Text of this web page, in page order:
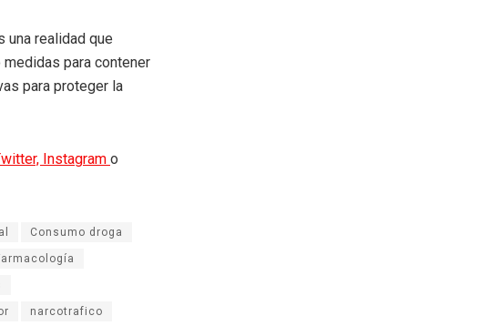
una realidad que
para contener
para proteger la
Instagram o
Consumo droga
narcotrafico